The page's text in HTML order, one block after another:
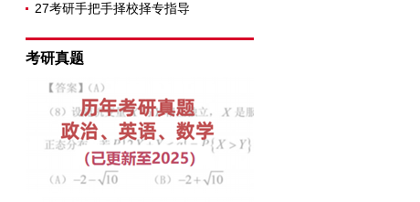
27考研手把手择校择专指导
考研真题